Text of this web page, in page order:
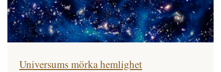
Universums mörka hemlighet